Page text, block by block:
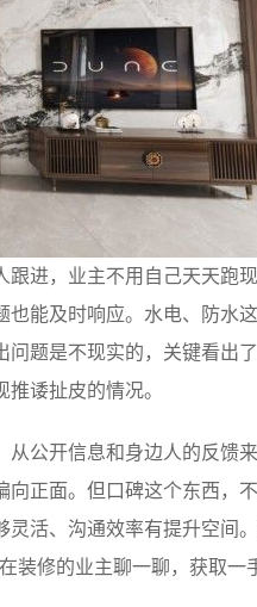
进，业主不用自己天天跑
能及时响应。水电、防水
题是不现实的，关键看出
诿扯皮的情况。
公开信息和身边人的反馈
正面。但口碑这个东西，
活、沟通效率有提升空间
装修的业主聊一聊，获取一